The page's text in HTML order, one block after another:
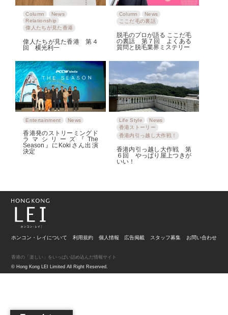
Column
News
Relationship
偉人たちが見た香港
偉人たちが見た香港 第４
回 横光利一
Column
News
ここだ毛の裏話
脱毛のプロが語る ここだ毛
の裏話 第７回 よくある
質問と脱毛業界ミステリー
Entertainment News
香港発のストリーミングド
ラマシリーズ『The
Season』にKokiさん出演
決定
Life Style
News
香港ストーリー
香港内引っ越し大作戦！
香港内引っ越し大作戦 第
６回 やっぱり屋上つきが
いい！
ホンコン・レイについて 利用規約 個人情報 広告掲載 スタッフ募集 お問い合わせ
© Hong Kong LEI Limited All Right Reserved.
香港の「楽しい」をいっぱい詰め込んだ情報サイト